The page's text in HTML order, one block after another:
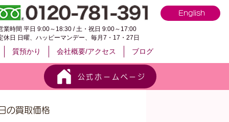
English
業時間 平日 9:00～18:30 / 土・祝日 9:00～17:00
休日 日曜、ハッピーマンデー、毎月7・17・27日
質預かり 会社概要/アクセス ブログ
公式ホームページ
の買取価格